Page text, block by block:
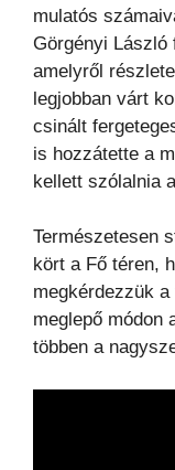
mulatós
Görgényi László
amelyről
legjobban várt
csinált
is hozzátette a
kellett szólalnia
Természetesen
kört a Fő téren,
megkérdezzük
meglepő módon
többen a